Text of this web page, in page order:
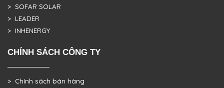
> SOFAR SOLAR
> LEADER
> INHENERGY
CHÍNH SÁCH CÔNG TY
> Chính sách bán hàng